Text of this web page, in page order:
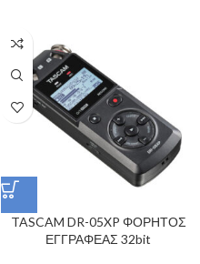
TASCAM DR-05XP ΦΟΡΗΤΟΣ
ΕΓΓΡΑΦΕΑΣ 32bit